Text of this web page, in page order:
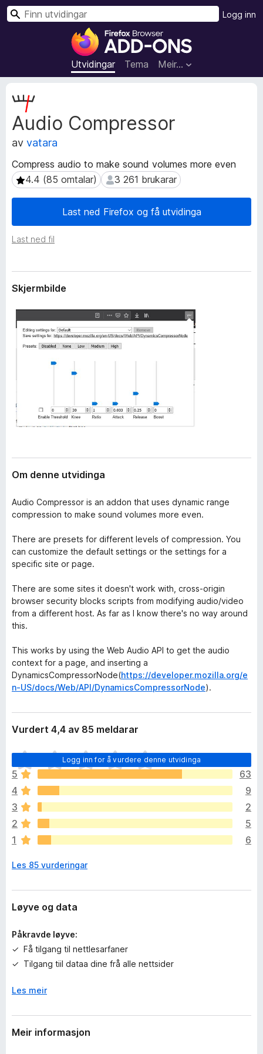
N
e
t
t
s
a
t
i
l
e
o
r
Utvidingar Tema Meir…
Logg inn
S
Audio Compressor
av vatara
Compress audio to make sound volumes more even
4.4 (85 omtalar)
4.4 (85 omtalar) 3 261 brukarar
3 261 brukarar
Last ned Firefox og få utvidinga
Last ned fil
M
t
a
d
t
a
t
i
a
Skjermbilde
Om denne utvidinga
Audio Compressor is an addon that uses dynamic range
compression to make sound volumes more even.
There are presets for different levels of compression. You
can customize the default settings or the settings for a
specific site or page.
There are some sites it doesn't work with, cross-origin
browser security blocks scripts from modifying audio/video
from a different host. As far as I know there's no way around
this.
This works by using the Web Audio API to get the audio
context for a page, and inserting a
DynamicsCompressorNode(https://developer.mozilla.org/e
n-US/docs/Web/API/DynamicsCompressorNode).
Vurdert 4,4 av 85 meldarar
Logg inn for å vurdere denne utvidinga
I
n
g
e
n
v
u
r
e
i
n
a
e
n
o
5
63
4
9
3
2
2
5
1
6
Les 85 vurderingar
Løyve og data
Påkravde løyve:
Få tilgang til nettlesarfaner
Tilgang tiil dataa dine frå alle nettsider
Les meir
Meir informasjon